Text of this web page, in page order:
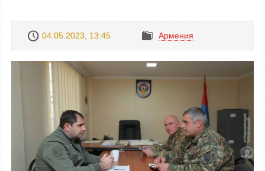
04.05.2023, 13:45 Армения